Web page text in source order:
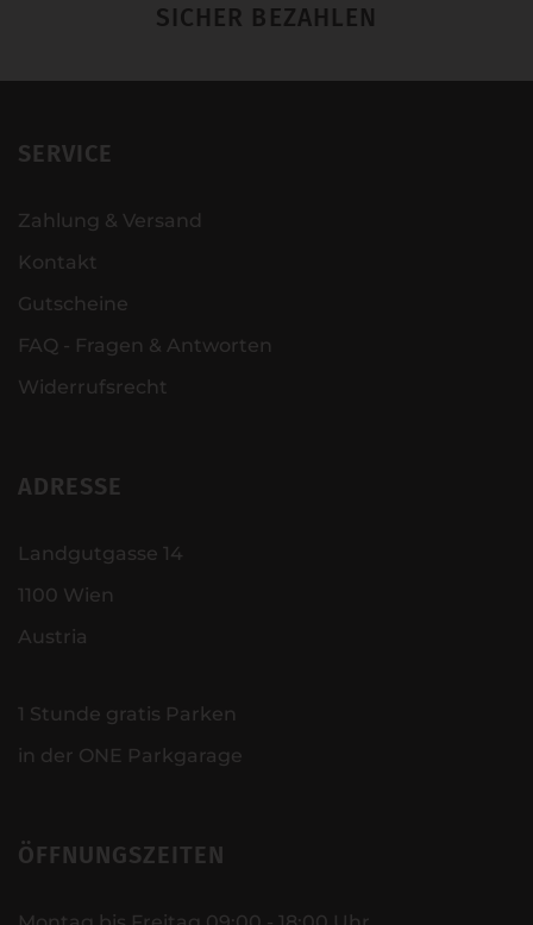
SICHER BEZAHLEN
SERVICE
Zahlung & Versand
Kontakt
Gutscheine
FAQ - Fragen & Antworten
Widerrufsrecht
ADRESSE
Landgutgasse 14
1100 Wien
Austria
1 Stunde gratis Parken
in der ONE Parkgarage
ÖFFNUNGSZEITEN